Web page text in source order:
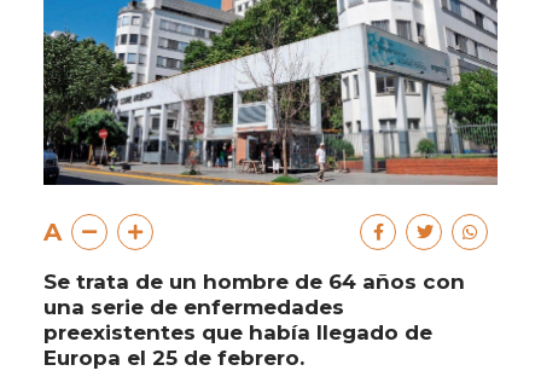
A
Se trata de un hombre de 64 años con
una serie de enfermedades
preexistentes que había llegado de
Europa el 25 de febrero.